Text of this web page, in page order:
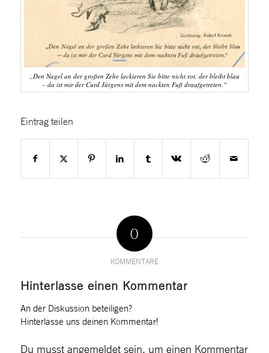
„Den Nagel an der großen Zehe lackieren Sie bitte nicht rot, der bleibt blau
– da ist mir der Curd Jürgens mit dem nackten Fuß draufgetreten.“
Eintrag teilen
0
KOMMENTARE
Hinterlasse einen Kommentar
An der Diskussion beteiligen?
Hinterlasse uns deinen Kommentar!
Du musst angemeldetsein, um einen Kommentar